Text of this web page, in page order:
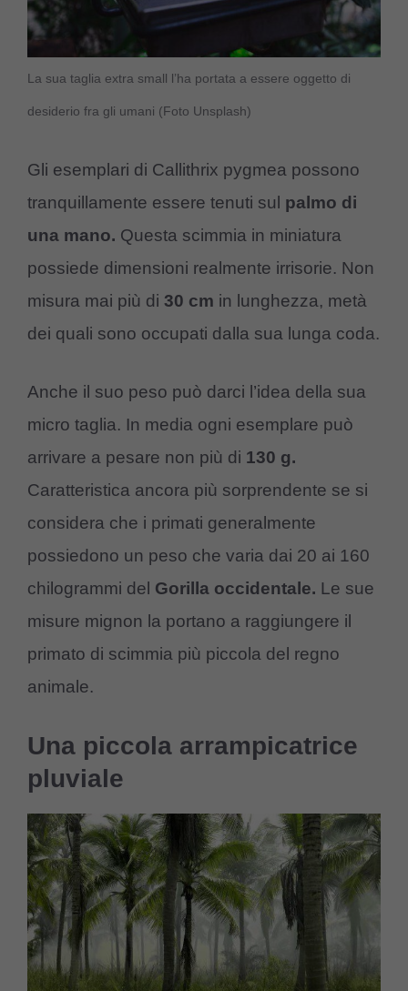
La sua taglia extra small l’ha portata a essere oggetto di
desiderio fra gli umani (Foto Unsplash)
Gli esemplari di Callithrix pygmea possono
tranquillamente essere tenuti sul palmo di
una mano. Questa scimmia in miniatura
possiede dimensioni realmente irrisorie. Non
misura mai più di 30 cm in lunghezza, metà
dei quali sono occupati dalla sua lunga coda.
Anche il suo peso può darci l’idea della sua
micro taglia. In media ogni esemplare può
arrivare a pesare non più di 130 g.
Caratteristica ancora più sorprendente se si
considera che i primati generalmente
possiedono un peso che varia dai 20 ai 160
chilogrammi del Gorilla occidentale. Le sue
misure mignon la portano a raggiungere il
primato di scimmia più piccola del regno
animale.
Una piccola arrampicatrice
pluviale